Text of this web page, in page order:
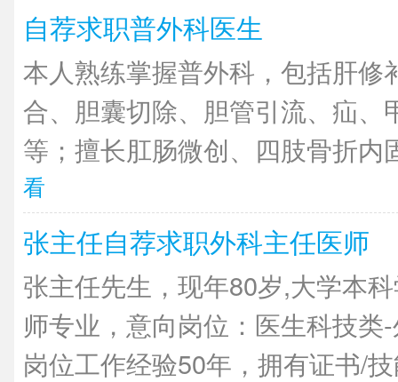
自荐求职普外科医生
本人熟练掌握普外科，包括肝修
合、胆囊切除、胆管引流、疝、
等；擅长肛肠微创、四肢骨折内
看
张主任自荐求职外科主任医师
张主任先生，现年80岁,大学本
师专业，意向岗位：医生科技类
岗位工作经验50年，拥有证书/